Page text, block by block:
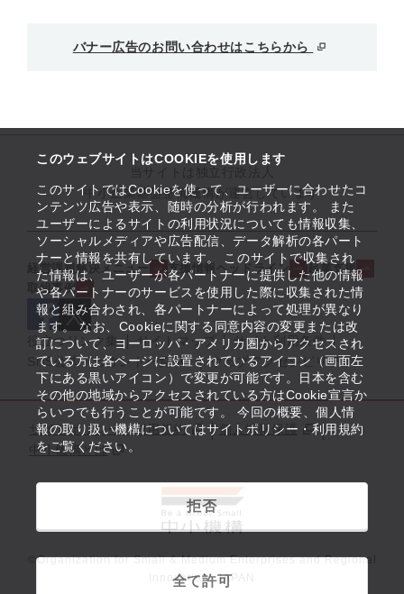
このウェブサイトはCOOKIEを使用します
このサイトではCookieを使って、ユーザーに合わせたコ
ンテンツ広告や表示、随時の分析が行われます。 また
ユーザーによるサイトの利用状況についても情報収集、
ソーシャルメディアや広告配信、データ解析の各パート
ナーと情報を共有しています。 このサイトで収集され
た情報は、ユーザーが各パートナーに提供した他の情報
や各パートナーのサービスを使用した際に収集された情
報と組み合わされ、各パートナーによって処理が異なり
ます。 なお、Cookieに関する同意内容の変更または改
訂について、ヨーロッパ・アメリカ圏からアクセスされ
ている方は各ページに設置されているアイコン（画面左
下にある黒いアイコン）で変更が可能です。日本を含む
その他の地域からアクセスされている方はCookie宣言か
らいつでも行うことが可能です。 今回の概要、個人情
報の取り扱い機構についてはサイトポリシー・利用規約
をご覧ください。
拒否
全て許可
バナー広告のお問い合わせはこちらから
中小企業基盤整備機構が運営しています
経営課題解決メニュー 支援情報ヘッドライン
起業支援
取組事例
役立つリンク集 サイトマップ
サイト利用条件
SNS公式アカウント一覧
ウェブアクセシビリティ
サイトポリシー・利用規約
個人情報保護
中小機構とは
©Organization for Small & Medium Enterprises and Regional
Innovation, JAPAN